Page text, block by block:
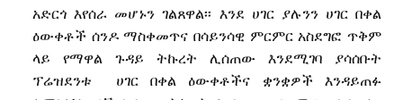
አድርጎ እየሰራ መሆኑን ገልጸዋል፡፡ እንደ ሀገር ያሉንን ሀገር በቀል
ዕውቀቶች ሰንዶ ማስቀመጥና በሳይንሳዊ ምርምር አስደግፎ ጥቅም
ላይ
የማዋል ጉዳይ ትኩረት ሊሰጠው እንደሚገባ
ያሳሰቡት
ፕሬዝደንቱ
ሀገር በቀል ዕውቀቶችና ቋንቋዎች
እንዳይጠፉ